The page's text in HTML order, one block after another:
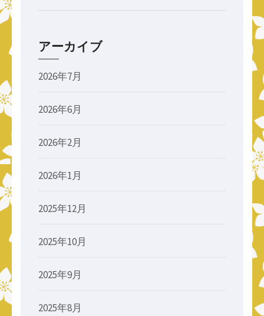
アーカイブ
2026年7月
2026年6月
2026年2月
2026年1月
2025年12月
2025年10月
2025年9月
2025年8月